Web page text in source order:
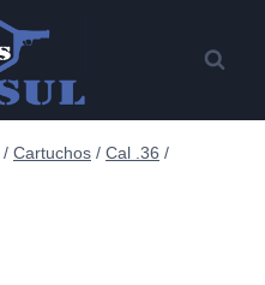
/ Cartuchos / Cal .36 /